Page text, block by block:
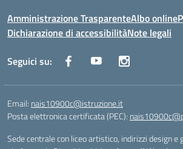
Amministrazione TrasparenteAlbo online
Dichiarazione di accessibilitàNote legali
Seguici su:
Email: nais10900c@istruzione.it
Posta elettronica certificata (PEC):
Sede centrale con liceo artistico, indirizzi design e